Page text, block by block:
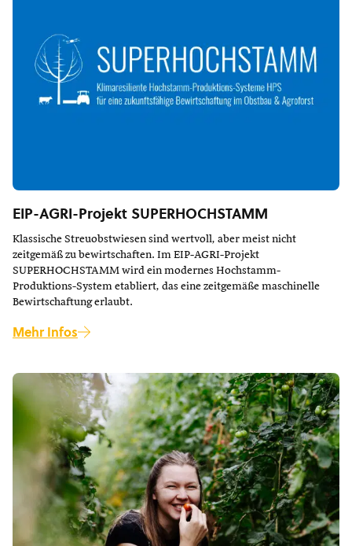
EIP-AGRI-Projekt SUPERHOCHSTAMM
Klassische Streuobstwiesen sind wertvoll, aber meist nicht
zeitgemäß zu bewirtschaften. Im EIP-AGRI-Projekt
SUPERHOCHSTAMM wird ein modernes Hochstamm-
Produktions-System etabliert, das eine zeitgemäße maschinelle
Bewirtschaftung erlaubt.
Mehr Infos